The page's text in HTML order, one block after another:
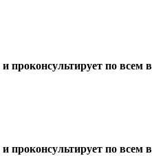
и проконсультирует по всем
и проконсультирует по всем